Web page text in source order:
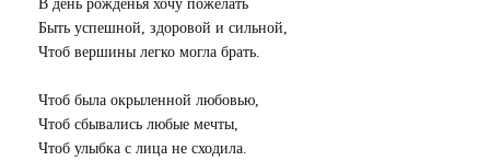
В день рожденья хочу пожелать
Быть успешной, здоровой и сильной,
Чтоб вершины легко могла брать.
Чтоб была окрыленной любовью,
Чтоб сбывались любые мечты,
Чтоб улыбка с лица не сходила.